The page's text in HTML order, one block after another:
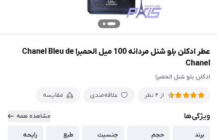
عطر ادکلن بلو شنل مردانه 100 میل الحمبرا Chanel Bleu de
Chanel
ادکلن بلو شنل الحمبرا
از 4 نظر علاقه‌مندی مقایسه
ویژگی‌ها مشاهده همه
برند
حجم
جنسیت
طبع
رایحه